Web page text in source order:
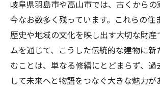
リフォームで守る家族の安全
住まいに地域文化を映す改修の知
リフォームで実現する地域文
高山市の文化を活かすリフォ
伝統と現代が融合する改修リ
岐阜県羽島市や高山市では、古くからの
今なお数多く残っています。これらの住
歴史や地域の文化を映し出す大切な財産
ムを通じて、こうした伝統的な建物に新
むことは、単なる修繕にとどまらず、過
して未来へと物語をつなぐ大きな魅力が